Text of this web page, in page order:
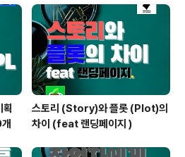
컨소시엄을 맺었습니
상담은 항상 환영합니
스토리 (Story)와 플롯 (Plot)의
차이 (feat 랜딩페이지 )